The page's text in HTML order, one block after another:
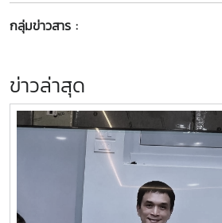
กลุ่มข่าวสาร :
ข่าวล่าสุด